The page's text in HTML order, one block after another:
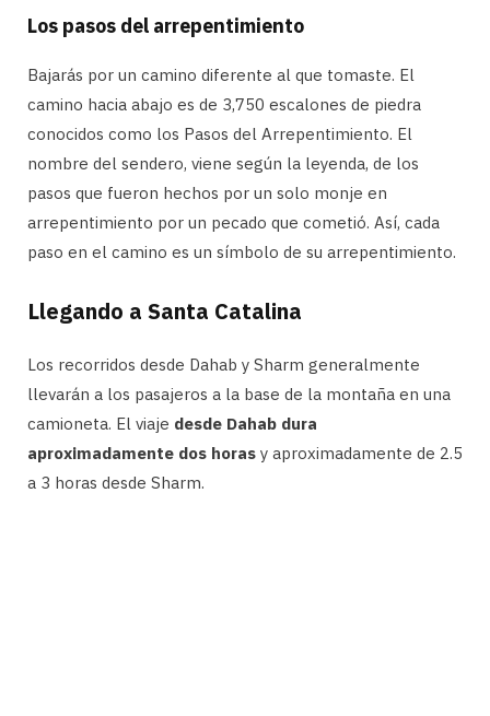
Los pasos del arrepentimiento
Bajarás por un camino diferente al que tomaste. El
camino hacia abajo es de 3,750 escalones de piedra
conocidos como los Pasos del Arrepentimiento. El
nombre del sendero, viene según la leyenda, de los
pasos que fueron hechos por un solo monje en
arrepentimiento por un pecado que cometió. Así, cada
paso en el camino es un símbolo de su arrepentimiento.
Llegando a Santa Catalina
Los recorridos desde Dahab y Sharm generalmente
llevarán a los pasajeros a la base de la montaña en una
camioneta. El viaje desde Dahab dura
aproximadamente dos horas y aproximadamente de 2.5
a 3 horas desde Sharm.